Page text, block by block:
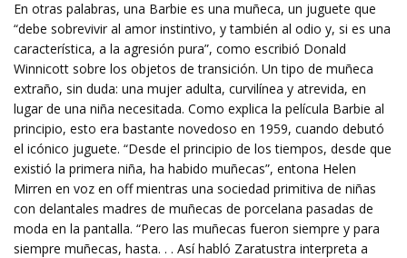
En otras palabras, una Barbie es una muñeca, un juguete que
“debe sobrevivir al amor instintivo, y también al odio y, si es una
característica, a la agresión pura”, como escribió Donald
Winnicott sobre los objetos de transición. Un tipo de muñeca
extraño, sin duda: una mujer adulta, curvilínea y atrevida, en
lugar de una niña necesitada. Como explica la película Barbie al
principio, esto era bastante novedoso en 1959, cuando debutó
el icónico juguete. “Desde el principio de los tiempos, desde que
existió la primera niña, ha habido muñecas”, entona Helen
Mirren en voz en off mientras una sociedad primitiva de niñas
con delantales madres de muñecas de porcelana pasadas de
moda en la pantalla. “Pero las muñecas fueron siempre y para
siempre muñecas, hasta. . . Así habló Zaratustra interpreta a